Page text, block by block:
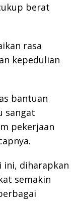
berat
rasa
kepedulian
bantuan
sangat
pekerjaan
ini, diharapkan
semakin